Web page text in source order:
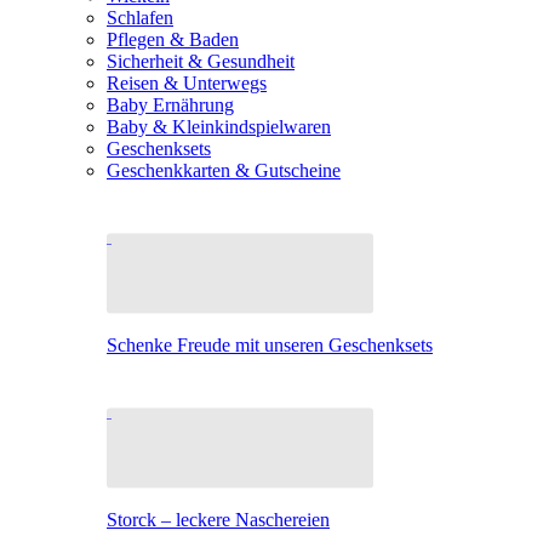
Schlafen
Pflegen & Baden
Sicherheit & Gesundheit
Reisen & Unterwegs
Baby Ernährung
Baby & Kleinkindspielwaren
Geschenksets
Geschenkkarten & Gutscheine
Schenke Freude mit unseren Geschenksets
Storck – leckere Naschereien